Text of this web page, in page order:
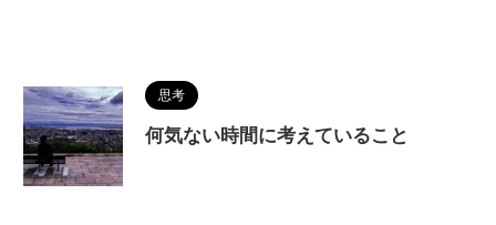
思考
何気ない時間に考えていること